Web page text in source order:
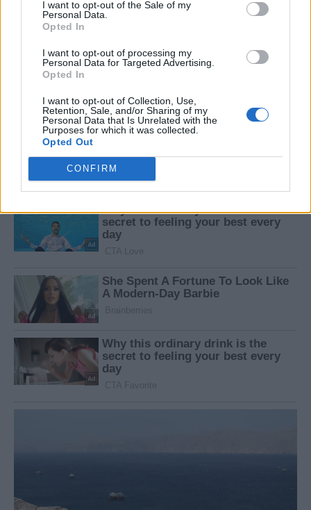
I want to opt-out of the Sale of my
Personal Data.
Opted In
I want to opt-out of processing my
Personal Data for Targeted Advertising.
Opted In
I want to opt-out of Collection, Use,
Retention, Sale, and/or Sharing of my
Personal Data that Is Unrelated with the
Purposes for which it was collected.
Opted Out
CONFIRM